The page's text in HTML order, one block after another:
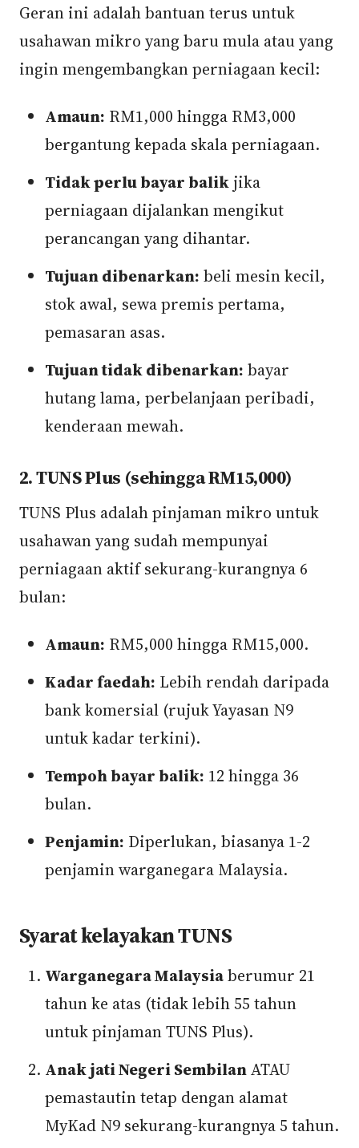
Geran ini adalah bantuan terus untuk
usahawan mikro yang baru mula atau yang
ingin mengembangkan perniagaan kecil:
Amaun: RM1,000 hingga RM3,000
bergantung kepada skala perniagaan.
Tidak perlu bayar balik jika
perniagaan dijalankan mengikut
perancangan yang dihantar.
Tujuan dibenarkan: beli mesin kecil,
stok awal, sewa premis pertama,
pemasaran asas.
Tujuan tidak dibenarkan: bayar
hutang lama, perbelanjaan peribadi,
kenderaan mewah.
2. TUNS Plus (sehingga RM15,000)
TUNS Plus adalah pinjaman mikro untuk
usahawan yang sudah mempunyai
perniagaan aktif sekurang-kurangnya 6
bulan:
Amaun: RM5,000 hingga RM15,000.
Kadar faedah: Lebih rendah daripada
bank komersial (rujuk Yayasan N9
untuk kadar terkini).
Tempoh bayar balik: 12 hingga 36
bulan.
Penjamin: Diperlukan, biasanya 1-2
penjamin warganegara Malaysia.
Syarat kelayakan TUNS
Warganegara Malaysiaberumur 21
tahun ke atas (tidak lebih 55 tahun
untuk pinjaman TUNS Plus).
Anak jati Negeri SembilanATAU
pemastautin tetap dengan alamat
MyKad N9 sekurang-kurangnya 5 tahun.